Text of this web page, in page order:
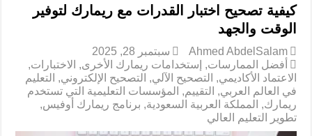
كيفية تصحيح اختبار القدرات​ مع ريمارك لتوفير
الوقت والجهد
Ahmed AbdelSalam
سبتمبر 28, 2025
أفضل الممارسات, إستخدامات ريمارك الأخرى, الاختبارات,
الاعتماد الأكاديمي, التصحيح الآلي, التصحيح الإلكتروني, التعليم
في العالم العربي, التقييم, المؤسسات التعليمية التي تستخدم
ريمارك, المملكة العربية السعودية, برنامج ريمارك أوفيس,
تطوير التعليم العالي